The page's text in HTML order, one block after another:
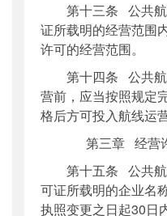
第十三条 公共
证所载明的经营范围
许可的经营范围。
第十四条 公共
营前，应当按照规定
格后方可投入航线运营
第三章 经营
第十五条 公共
可证所载明的企业名
执照变更之日起30日